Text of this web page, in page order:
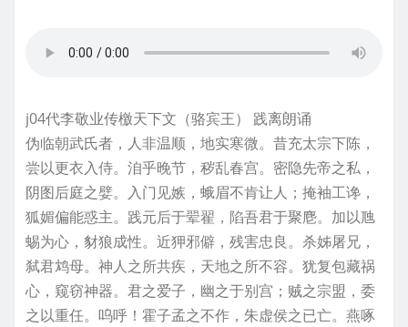
j04代李敬业传檄天下文（骆宾王） 践离朗诵
伪临朝武氏者，人非温顺，地实寒微。昔充太宗下陈，
尝以更衣入侍。洎乎晚节，秽乱春宫。密隐先帝之私，
阴图后庭之嬖。入门见嫉，蛾眉不肯让人；掩袖工谗，
狐媚偏能惑主。践元后于翚翟，陷吾君于聚麀。加以虺
蜴为心，豺狼成性。近狎邪僻，残害忠良。杀姊屠兄，
弑君鸩母。神人之所共疾，天地之所不容。犹复包藏祸
心，窥窃神器。君之爱子，幽之于别宫；贼之宗盟，委
之以重任。呜呼！霍子孟之不作，朱虚侯之已亡。燕啄